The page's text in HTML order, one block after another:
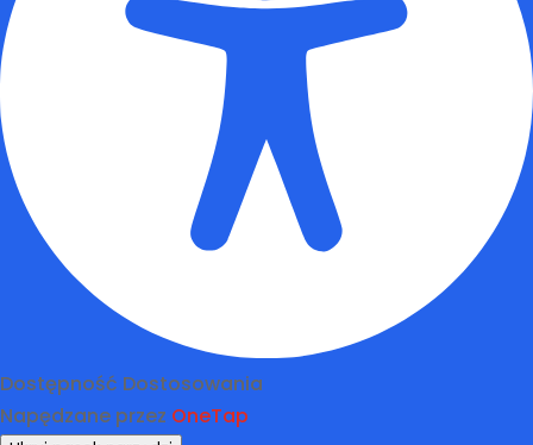
Dostępność Dostosowania
Napędzane przez OneTap